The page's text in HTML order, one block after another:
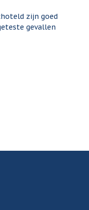
zijn goed
gevallen